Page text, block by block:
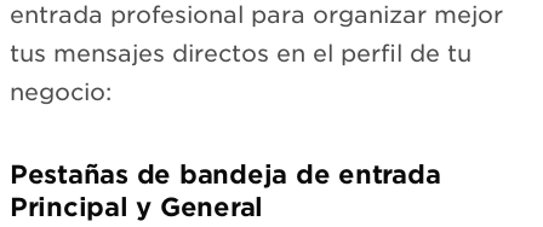
entrada profesional para organizar mejor
tus mensajes directos en el perfil de tu
negocio:
Pestañas de bandeja de entrada
Principal y General